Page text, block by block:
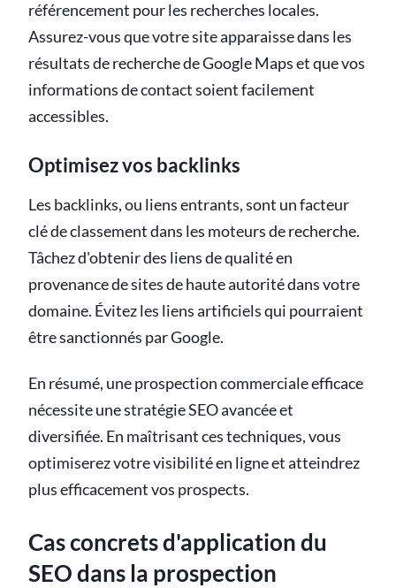
référencement pour les recherches locales.
Assurez-vous que votre site apparaisse dans les
résultats de recherche de Google Maps et que vos
informations de contact soient facilement
accessibles.
Optimisez vos backlinks
Les backlinks, ou liens entrants, sont un facteur
clé de classement dans les moteurs de recherche.
Tâchez d'obtenir des liens de qualité en
provenance de sites de haute autorité dans votre
domaine. Évitez les liens artificiels qui pourraient
être sanctionnés par Google.
En résumé, une prospection commerciale efficace
nécessite une stratégie SEO avancée et
diversifiée. En maîtrisant ces techniques, vous
optimiserez votre visibilité en ligne et atteindrez
plus efficacement vos prospects.
Cas concrets d'application du
SEO dans la prospection